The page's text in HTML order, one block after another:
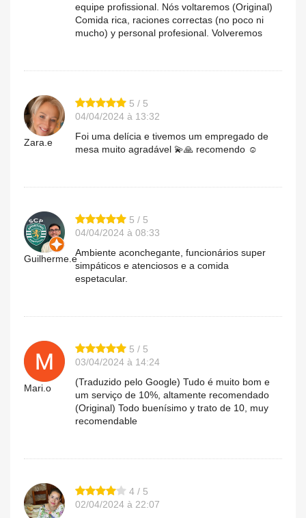
equipe profissional. Nós voltaremos (Original)
Comida rica, raciones correctas (no poco ni
mucho) y personal profesional. Volveremos
Zara.e
5 / 5
04/04/2024 à 13:32
Foi uma delícia e tivemos um empregado de
mesa muito agradável 💫🙏 recomendo ☺️
Guilherme.e
5 / 5
04/04/2024 à 08:33
Ambiente aconchegante, funcionários super
simpáticos e atenciosos e a comida
espetacular.
Mari.o
5 / 5
03/04/2024 à 14:24
(Traduzido pelo Google) Tudo é muito bom e
um serviço de 10%, altamente recomendado
(Original) Todo buenísimo y trato de 10, muy
recomendable
4 / 5
02/04/2024 à 22:07